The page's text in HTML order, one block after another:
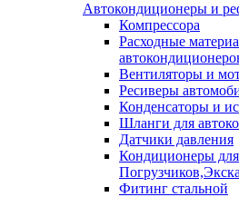
Автокондиционеры и
Компрессора
Расходные
Вентиляторы и
Ресиверы
Конденсаторы и
Шланги для
Датчики давления
Кондиционеры
Фитинг стальной